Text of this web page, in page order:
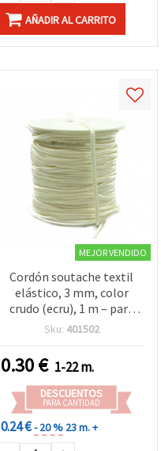
AÑADIR AL CARRITO
MEJOR VENDIDO
Cordón soutache textil
elástico, 3 mm, color
crudo (ecru), 1 m – para
bisutería, macramé,
Sku: 401502
0.30€ 1-22 m.
DESCUENTOS
PARA CANTIDAD
0.24 €- 20 % 23 m. +